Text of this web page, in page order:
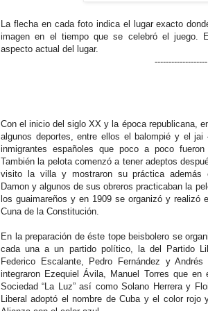
La flecha en cada foto indica el lugar exacto
imagen en el tiempo que se celebró el juego.
aspecto actual del lugar.
-------------------
Con el inicio del siglo XX y la época republicana,
algunos deportes, entre ellos el balompié y el
inmigrantes españoles que poco a poco
También la pelota comenzó a tener adeptos
visito la villa y mostraron su práctica además
Damon y algunos de sus obreros practicaban la
los guaimareños y en 1909 se organizó y realizó
Cuna de la Constitución.
En la preparación de éste tope beisbolero se
cada una a un partido político, la del Partido
Federico Escalante, Pedro Fernández y
integraron Ezequiel Ávila, Manuel Torres que
Sociedad “La Luz” así como Solano Herrera y
Liberal adoptó el nombre de Cuba y el color rojo